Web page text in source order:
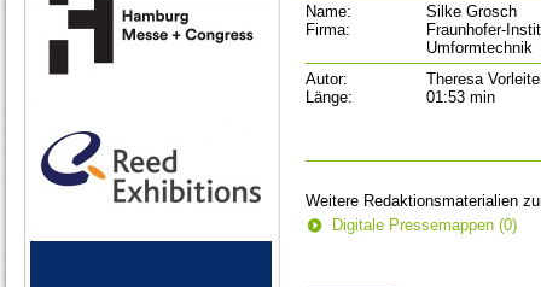
Name:
Silke Grosch
Firma:
Fraunhofer-
Umformtechnik
Autor:
Theresa
Länge:
01:53 min
Weitere Redaktionsmaterialien
Digitale Pressemappen (0)